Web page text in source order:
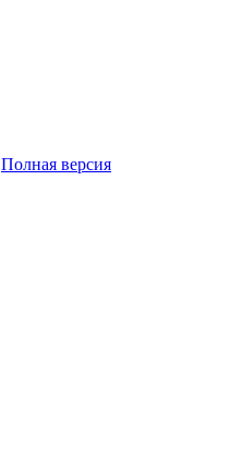
Полная версия